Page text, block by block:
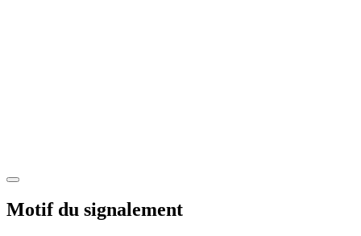
Motif du signalement